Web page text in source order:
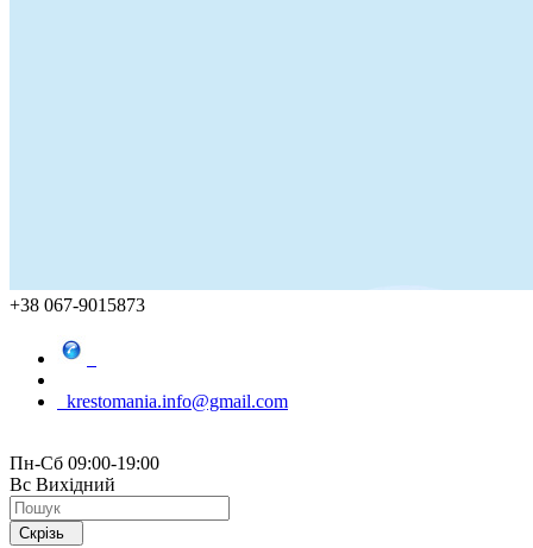
+38 067-9015873
krestomania.info@gmail.com
Пн-Сб 09:00-19:00
Вс Вихідний
Скрізь